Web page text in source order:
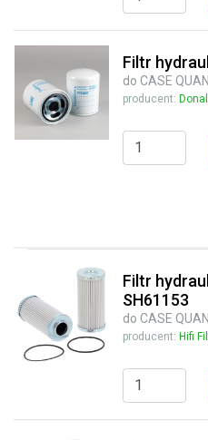
Filtr
do CASE
producent:
Filtr
SH61153
do CASE
producent: Hifi